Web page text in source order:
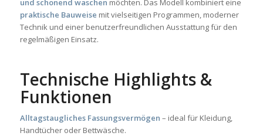
und schonend waschen möchten. Das Modell kombiniert eine
praktische Bauweise mit vielseitigen Programmen, moderner
Technik und einer benutzerfreundlichen Ausstattung für den
regelmäßigen Einsatz.
Technische Highlights &
Funktionen
Alltagstaugliches Fassungsvermögen – ideal für Kleidung,
Handtücher oder Bettwäsche.